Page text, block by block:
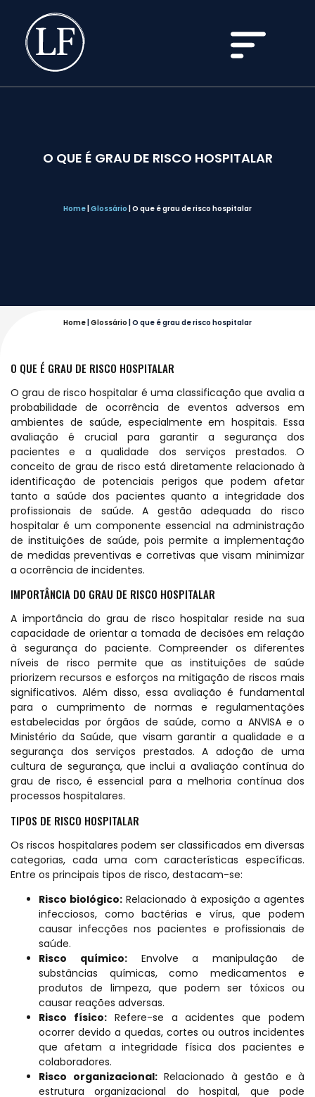
O QUE É GRAU DE RISCO HOSPITALAR
Home Glossário O que é grau de risco hospitalar
Home Glossário O que é grau de risco hospitalar
O QUE É GRAU DE RISCO HOSPITALAR
O grau de risco hospitalar é uma classificação que avalia a
probabilidade de ocorrência de eventos adversos em
ambientes de saúde, especialmente em hospitais. Essa
avaliação é crucial para garantir a segurança dos
pacientes e a qualidade dos serviços prestados. O
conceito de grau de risco está diretamente relacionado à
identificação de potenciais perigos que podem afetar
tanto a saúde dos pacientes quanto a integridade dos
profissionais de saúde. A gestão adequada do risco
hospitalar é um componente essencial na administração
de instituições de saúde, pois permite a implementação
de medidas preventivas e corretivas que visam minimizar
a ocorrência de incidentes.
IMPORTÂNCIA DO GRAU DE RISCO HOSPITALAR
A importância do grau de risco hospitalar reside na sua
capacidade de orientar a tomada de decisões em relação
à segurança do paciente. Compreender os diferentes
níveis de risco permite que as instituições de saúde
priorizem recursos e esforços na mitigação de riscos mais
significativos. Além disso, essa avaliação é fundamental
para o cumprimento de normas e regulamentações
estabelecidas por órgãos de saúde, como a ANVISA e o
Ministério da Saúde, que visam garantir a qualidade e a
segurança dos serviços prestados. A adoção de uma
cultura de segurança, que inclui a avaliação contínua do
grau de risco, é essencial para a melhoria contínua dos
processos hospitalares.
TIPOS DE RISCO HOSPITALAR
Os riscos hospitalares podem ser classificados em diversas
categorias, cada uma com características específicas.
Entre os principais tipos de risco, destacam-se:
Risco biológico: Relacionado à exposição a agentes
infecciosos, como bactérias e vírus, que podem
causar infecções nos pacientes e profissionais de
saúde.
Risco químico:Envolve a manipulação de
substâncias químicas, como medicamentos e
produtos de limpeza, que podem ser tóxicos ou
causar reações adversas.
Risco físico:Refere-se a acidentes que podem
ocorrer devido a quedas, cortes ou outros incidentes
que afetam a integridade física dos pacientes e
colaboradores.
Risco organizacional:Relacionado à gestão e à
estrutura organizacional do hospital, que pode